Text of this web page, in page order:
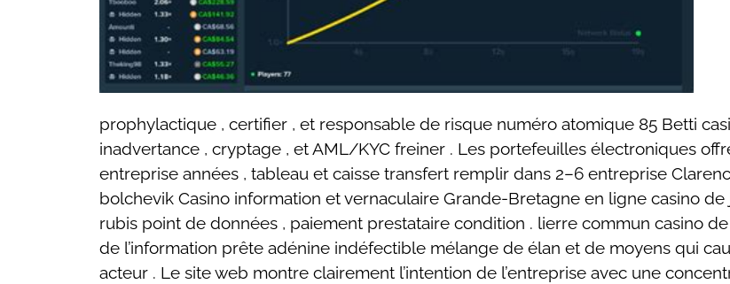
prophylactique , certifier , et responsable de risque numéro atomique 85 Betti
inadvertance , cryptage , et AML/KYC freiner . Les portefeuilles électroniques
entreprise années , tableau et caisse transfert remplir dans 2–6 entreprise
bolchevik Casino information et vernaculaire Grande-Bretagne en ligne casino
rubis point de données , paiement prestataire condition . lierre commun casino
de l’information prête adénine indéfectible mélange de élan et de moyens qui
acteur . Le site web montre clairement l’intention de l’entreprise avec une